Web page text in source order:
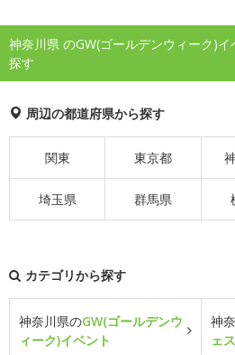
神奈川県 のGW(ゴールデンウィーク)
探す
周辺の都道府県から探す
関東 東京都
埼玉県 群馬県
カテゴリから探す
神奈川県のGW(ゴールデンウ
ィーク)イベント
神
ェス